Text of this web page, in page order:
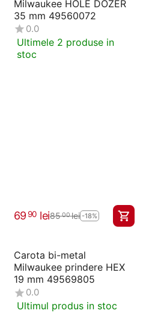
Milwaukee HOLE DOZER
35 mm 49560072
0.0
Ultimele 2 produse in
stoc
69 90 lei8500lei -18%
Carota bi-metal
Milwaukee prindere HEX
19 mm 49569805
0.0
Ultimul produs in stoc